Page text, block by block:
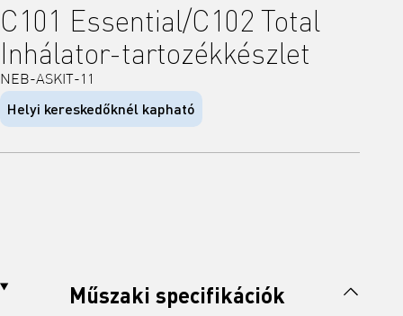
C101 Essential/C102 Total
Inhálator-tartozékkészlet
NEB-ASKIT-11
Helyi kereskedőknél kapható
Műszaki specifikációk